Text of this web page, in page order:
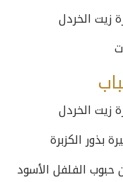
بذور الكزبرة
حبوب الفلفل الأسود